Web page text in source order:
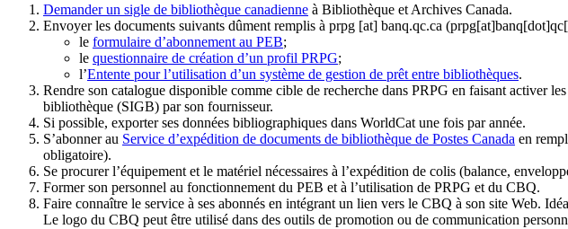
Demander un sigle de bibliothèque canadienne à Bibliothèque et Archives Canada.
Envoyer les documents suivants dûment remplis à prpg [at] banq.qc.ca
le formulaire d’abonnement au PEB;
le questionnaire de création d’un profil PRPG;
l’Entente pour l’utilisation d’un système de gestion de prêt entre bibliothèques.
Rendre son catalogue disponible comme cible de recherche dans PRPG en faisant activer
bibliothèque (SIGB) par son fournisseur.
Si possible, exporter ses données bibliographiques dans WorldCat une fois par année.
S’abonner au Service d’expédition de documents de bibliothèque de Postes Canada en
obligatoire).
Se procurer l’équipement et le matériel nécessaires à l’expédition de colis (balance,
Former son personnel au fonctionnement du PEB et à l’utilisation de PRPG et du CBQ.
Faire connaître le service à ses abonnés en intégrant un lien vers le CBQ à son site Web.
Le logo du CBQ peut être utilisé dans des outils de promotion ou de communication